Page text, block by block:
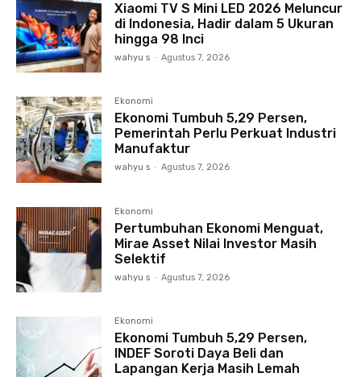
Xiaomi TV S Mini LED 2026 Meluncur
di Indonesia, Hadir dalam 5 Ukuran
hingga 98 Inci
wahyu s - Agustus 7, 2026
Ekonomi
Ekonomi Tumbuh 5,29 Persen,
Pemerintah Perlu Perkuat Industri
Manufaktur
wahyu s - Agustus 7, 2026
Ekonomi
Pertumbuhan Ekonomi Menguat,
Mirae Asset Nilai Investor Masih
Selektif
wahyu s - Agustus 7, 2026
Ekonomi
Ekonomi Tumbuh 5,29 Persen,
INDEF Soroti Daya Beli dan
Lapangan Kerja Masih Lemah